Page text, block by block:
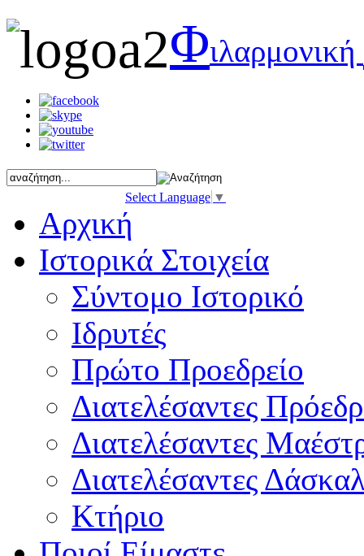
Φιλαρμονική
Select Language ▼
Αρχική
Ιστορικά Στοιχεία
Σύντομο Ιστορικό
Ιδρυτές
Πρώτο Προεδρείο
Διατελέσαντες
Διατελέσαντες
Διατελέσαντες
Κτήριο